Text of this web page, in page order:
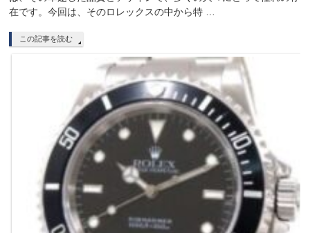
在です。今回は、そのロレックスの中から特 …
この記事を読む